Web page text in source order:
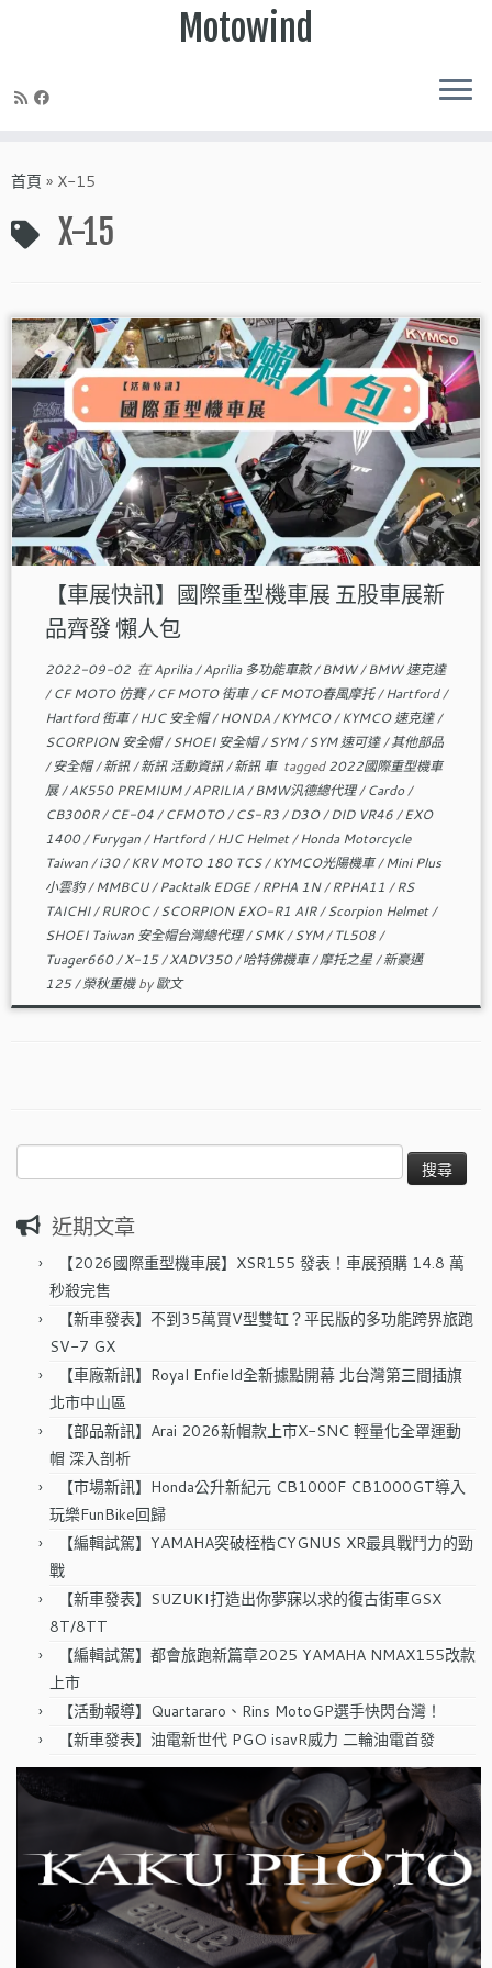
to
Motowind
首頁 » X-15
X-15
【車展快訊】國際重型機車展 五股車展新
品齊發 懶人包
2022-09-02在Aprilia/Aprilia 多功能車款/BMW/BMW 速克達
/CF MOTO 仿賽/CF MOTO 街車/CF MOTO春風摩托/Hartford/
Hartford 街車/HJC 安全帽/HONDA/KYMCO/KYMCO 速克達/
SCORPION 安全帽/SHOEI 安全帽/SYM/SYM 速可達/其他部品
/安全帽/新訊/新訊 活動資訊/新訊 車 tagged2022國際重型機車
展/AK550 PREMIUM/APRILIA/BMW汎德總代理/Cardo/
CB300R/CE-04/CFMOTO/CS-R3/D3O/DID VR46/EXO
1400/Furygan/Hartford/HJC Helmet/Honda Motorcycle
Taiwan/i30/KRV MOTO 180 TCS/KYMCO光陽機車/Mini Plus
小雲豹/MMBCU/Packtalk EDGE/RPHA 1N/RPHA11 /RS
TAICHI/RUROC/SCORPION EXO-R1 AIR/Scorpion Helmet/
SHOEI Taiwan 安全帽台灣總代理/SMK/SYM/TL508/
Tuager660/X-15/XADV350/哈特佛機車/摩托之星/新豪邁
125/榮秋重機by歐文
尋
鍵
近期文章
【2026國際重型機車展】XSR155 發表！車展預購 14.8 萬
秒殺完售
【新車發表】不到35萬買V型雙缸？平民版的多功能跨界旅跑
SV-7 GX
【車廠新訊】Royal Enfield全新據點開幕 北台灣第三間插旗
北市中山區
【部品新訊】Arai 2026新帽款上市X-SNC 輕量化全罩運動
帽 深入剖析
【市場新訊】Honda公升新紀元 CB1000F CB1000GT導入
玩樂FunBike回歸
【編輯試駕】YAMAHA突破桎梏CYGNUS XR最具戰鬥力的勁
戰
【新車發表】SUZUKI打造出你夢寐以求的復古街車GSX
8T/8TT
【編輯試駕】都會旅跑新篇章2025 YAMAHA NMAX155改款
上市
【活動報導】Quartararo、Rins MotoGP選手快閃台灣！
【新車發表】油電新世代 PGO isavR威力 二輪油電首發